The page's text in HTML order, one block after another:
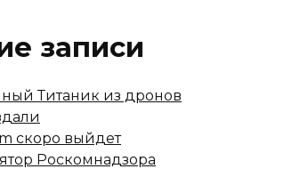
записи
Титаник из дронов
скоро выйдет
Роскомнадзора